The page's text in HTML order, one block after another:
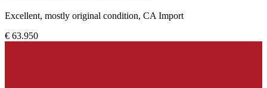
Excellent, mostly original condition, CA Import
€ 63.950